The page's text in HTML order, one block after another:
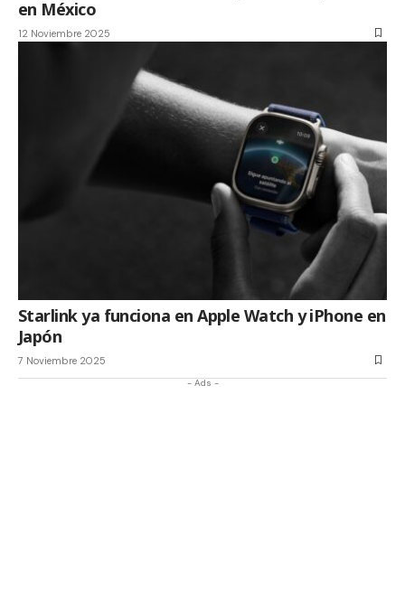
en México
12 Noviembre 2025
Starlink ya funciona en Apple Watch y iPhone en
Japón
7 Noviembre 2025
- Ads -